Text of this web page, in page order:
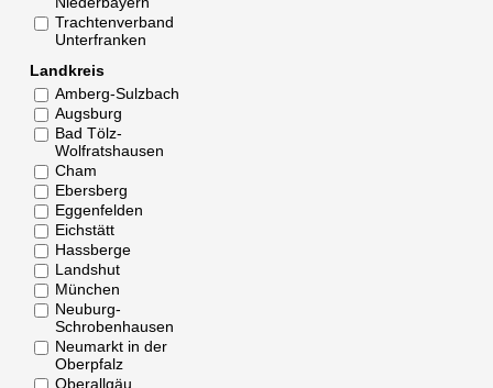
Trachtenverband
Unterfranken
Landkreis
Amberg-Sulzbach
Augsburg
Bad Tölz-
Wolfratshausen
Cham
Ebersberg
Eggenfelden
Eichstätt
Hassberge
Landshut
München
Neuburg-
Schrobenhausen
Neumarkt in der
Oberpfalz
Oberallgäu